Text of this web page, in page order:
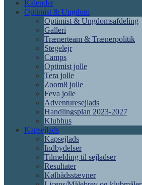
Kalender
Optimist & Ungdom
Optimist & Ungdomsafdeling
Galleri
Trænerteam & Trænerpolitik
Stegelejr
Camps
Optimist jolle
Tera jolle
Zoom8 jolle
Feva jolle
Adventuresejlads
Handlingsplan 2023-2027
Klubhus
Kapsejlads
Kapsejlads
Indbydelser
Tilmelding til sejladser
Resultater
Kølbådsstævner